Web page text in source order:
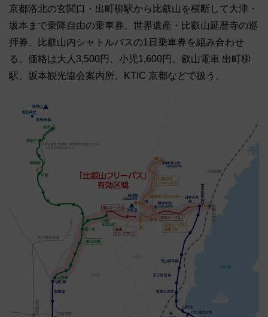
京都洛北の玄関口・出町柳駅から比叡山を横断して大津・
坂本まで乗降自由の乗車券、世界遺産・比叡山延暦寺の巡
拝券、比叡山内シャトルバスの1日乗車券を組み合わせ
る。価格は大人3,500円、小児1,600円。叡山電車 出町柳
駅、坂本観光協会案内所、KTIC 京都などで扱う。